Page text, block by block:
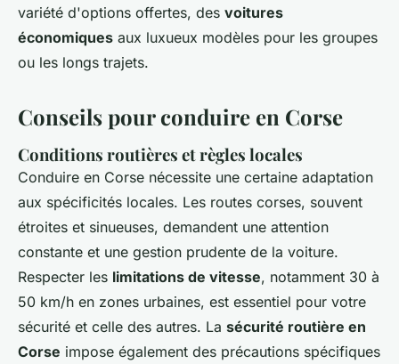
variété d'options offertes, des voitures
économiques aux luxueux modèles pour les groupes
ou les longs trajets.
Conseils pour conduire en Corse
Conditions routières et règles locales
Conduire en Corse nécessite une certaine adaptation
aux spécificités locales. Les routes corses, souvent
étroites et sinueuses, demandent une attention
constante et une gestion prudente de la voiture.
Respecter les limitations de vitesse, notamment 30 à
50 km/h en zones urbaines, est essentiel pour votre
sécurité et celle des autres. La sécurité routière en
Corse impose également des précautions spécifiques